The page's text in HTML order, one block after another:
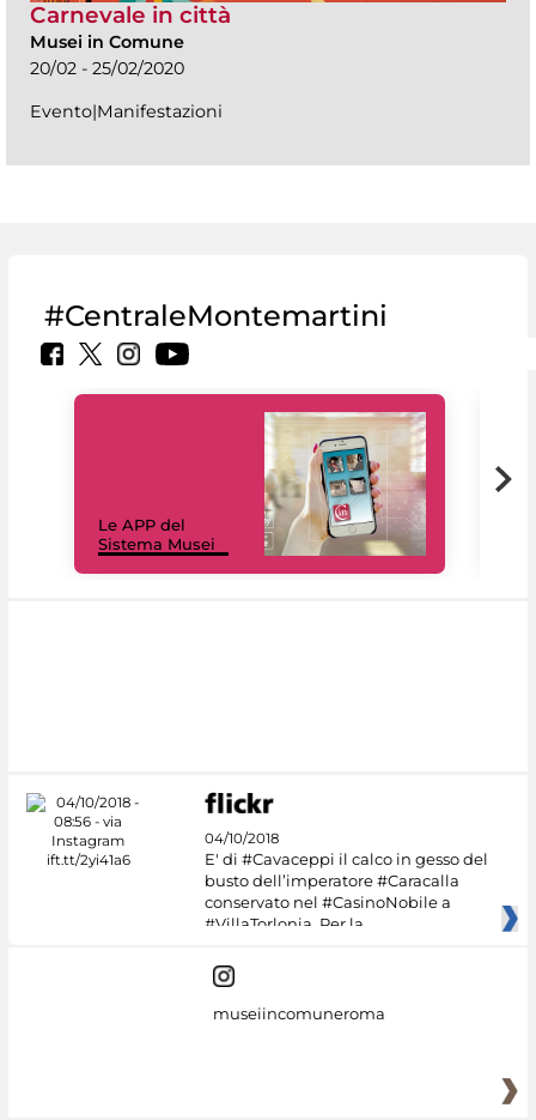
Carnevale in città
Musei in Comune
20/02 - 25/02/2020
Evento|Manifestazioni
#CentraleMontemartini
Le APP del
Sistema Musei
04/10/2018
E' di #Cavaceppi il calco in gesso del
busto dell’imperatore #Caracalla
conservato nel #CasinoNobile a
#VillaTorlonia. Per la
museiincomuneroma